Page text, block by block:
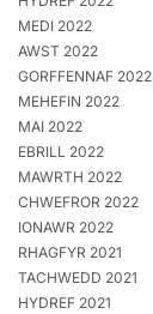
MEDI 2022
AWST 2022
GORFFENNAF 2022
MEHEFIN 2022
MAI 2022
EBRILL 2022
MAWRTH 2022
CHWEFROR 2022
IONAWR 2022
RHAGFYR 2021
TACHWEDD 2021
HYDREF 2021